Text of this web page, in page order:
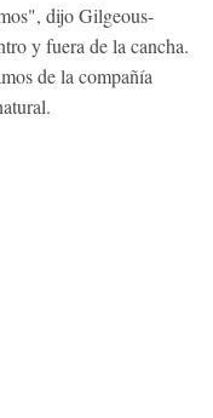
dijo Gilgeous-
y fuera de la cancha.
de la compañía